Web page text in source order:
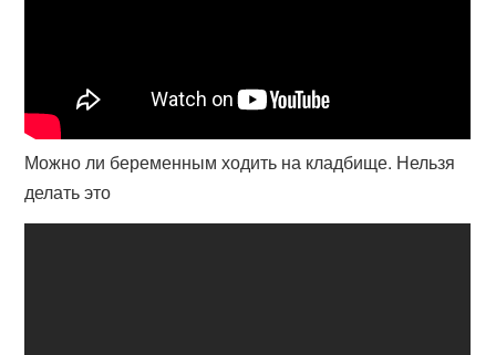
Можно ли беременным ходить на кладбище. Нельзя
делать это